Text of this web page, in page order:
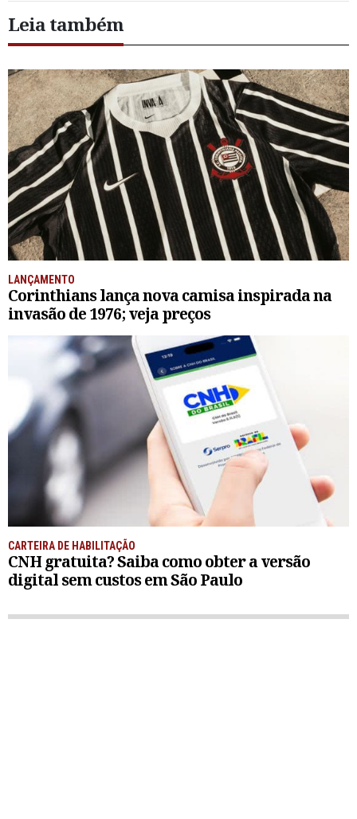
Leia também
LANÇAMENTO
Corinthians lança nova camisa inspirada na
invasão de 1976; veja preços
CARTEIRA DE HABILITAÇÃO
CNH gratuita? Saiba como obter a versão
digital sem custos em São Paulo